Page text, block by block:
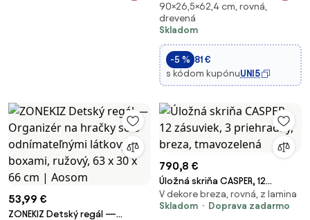
ZONEKIZ s natierateľnou
tabuľou a otvorenými policami,
2 odnímateľné košíky z
netkanej textílie pre detskú
izbu 62,4x26,5x9
90×26,5×62,4 cm, rovná,
drevená
Skladom
-5 % 81 €
s kódom kupónuUNI5
53,99 €
ZONEKIZ Detský regál —
790,8 €
Úložná skriňa CASPER, 12
zásuviek, 3 priehradky, breza,
tmavozelená
V dekore breza, rovná, z lamina
Skladom
Doprava zadarmo